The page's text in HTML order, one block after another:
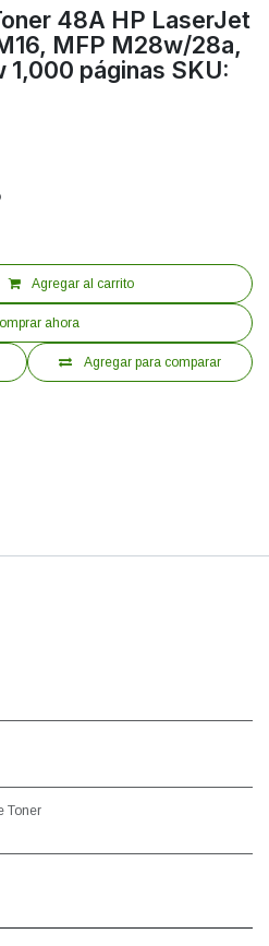
48A HP LaserJet
MFP M28w/28a,
páginas SKU:
Agregar al carrito
ahora
Agregar para comparar
Toner